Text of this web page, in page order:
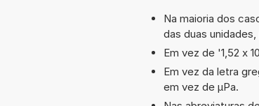
Na maioria dos
das duas
Em vez de '1,52 x
Em vez da letra
em vez de µPa.